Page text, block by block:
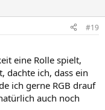
#19
eine Rolle spielt,
dachte ich, dass ein
ich gerne RGB drauf
auch noch